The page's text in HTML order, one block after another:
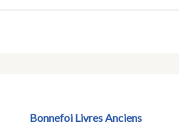
Bonnefoi Livres Anciens